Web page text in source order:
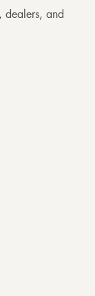
dealers, and